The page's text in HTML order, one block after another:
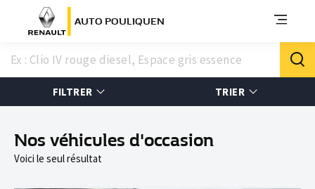
AUTO POULIQUEN
FILTRER TRIER
Nos véhicules d'occasion
Voici le seul résultat